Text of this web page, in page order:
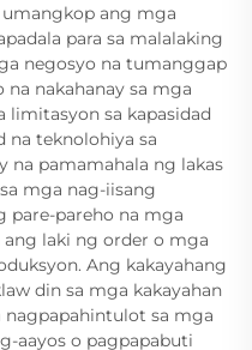
umangkop ang mga
para sa malalaking
negosyo na tumanggap
nakahanay sa mga
sa kapasidad
na teknolohiya sa
na pamamahala ng lakas
mga nag-iisang
pare-pareho na mga
laki ng order o mga
Ang kakayahang
din sa mga kakayahan
nagpapahintulot sa mga
aayos o pagpapabuti